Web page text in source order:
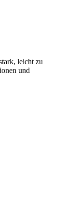
leicht zu
und